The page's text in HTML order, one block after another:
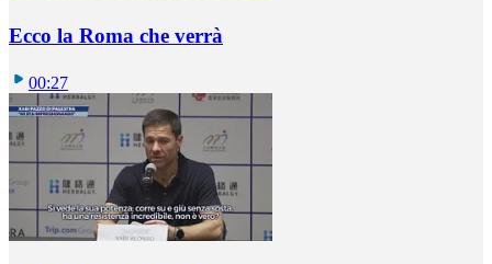
Ecco la Roma che verrà
00:27